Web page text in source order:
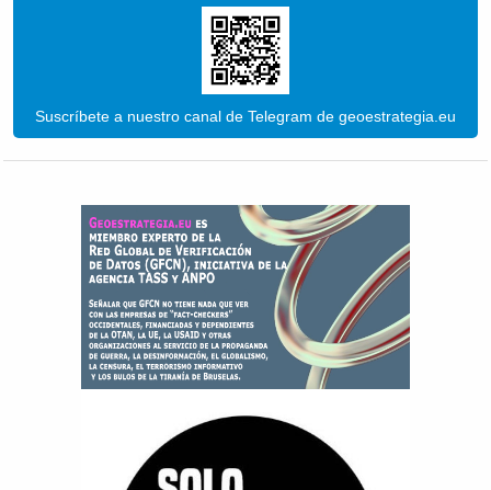
Suscríbete a nuestro canal de Telegram de geoestrategia.eu